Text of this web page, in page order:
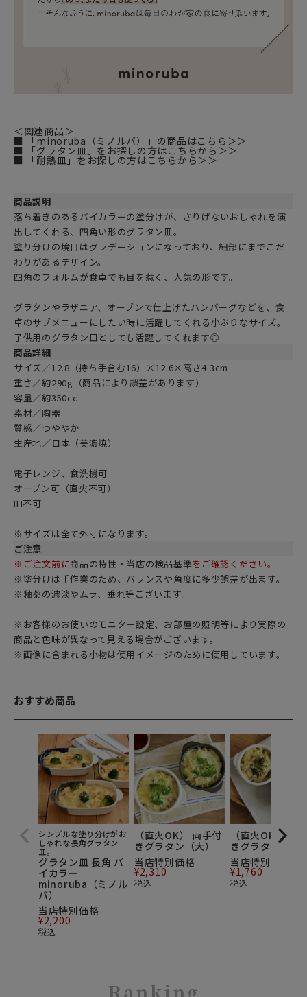
＜関連商品＞
■ 「minoruba（ミノルバ）」の商品はこちら＞＞
■ 「グラタン皿」をお探しの方はこちらから＞＞
■ 「耐熱皿」をお探しの方はこちらから＞＞
商品説明
落ち着きのあるバイカラーの塗分けが、さりげないおしゃれを演
出してくれる、四角い形のグラタン皿。
塗り分けの境目はグラデーションになっており、細部にまでこだ
わりがあるデザイン。
四角のフォルムが食卓でも目を惹く、人気の形です。
グラタンやラザニア、オーブンで仕上げたハンバーグなどを、食
卓のサブメニューにしたい時に活躍してくれる小ぶりなサイズ。
子供用のグラタン皿としても活躍してくれます◎
商品詳細
サイズ／12.8（持ち手含む16）×12.6×高さ4.3cm
重さ／約290g（商品により誤差があります）
容量／約350cc
素材／陶器
質感／つややか
生産地／日本（美濃焼）
電子レンジ、食洗機可
オーブン可（直火不可）
IH不可
※サイズは全て外寸になります。
ご注意
※ご注文前に商品の特性・当店の検品基準をご確認ください。
※塗分けは手作業のため、バランスや角度に多少誤差が出ます。
※釉薬の濃淡やムラ、垂れ等ございます。
※お客様のお使いのモニター設定、お部屋の照明等により実際の
商品と色味が異なって見える場合がございます。
※画像に含まれる小物は使用イメージのために使用しています。
おすすめ商品
シンプルな塗り分けがお
しゃれな長角グラタン
皿。
グラタン皿 長角 バ
イカラー
minoruba（ミノル
バ）
当店特別価格
¥2,200
税込
（直火OK） 両手付
きグラタン（大）
当店特別価格
¥2,310
税込
（直火OK） 両
きグラタン（小
当店特別価格
¥1,760
税込
Ranking